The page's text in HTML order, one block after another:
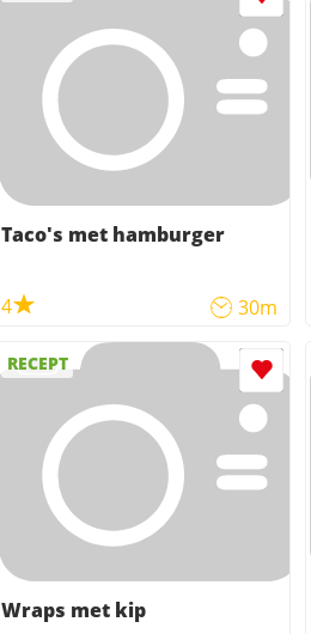
Taco's met hamburger
4 30m
RECEPT
Wraps met kip